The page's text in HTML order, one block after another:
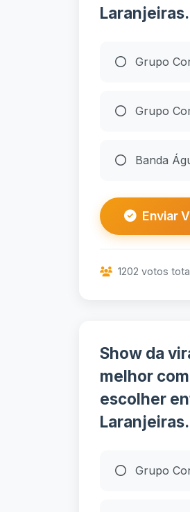
Grupo
Grupo
Banda
Enviar
1202 votos
Show da
melhor
escolher
Grupo